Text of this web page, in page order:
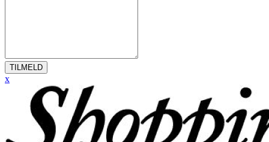
TILMELD
x